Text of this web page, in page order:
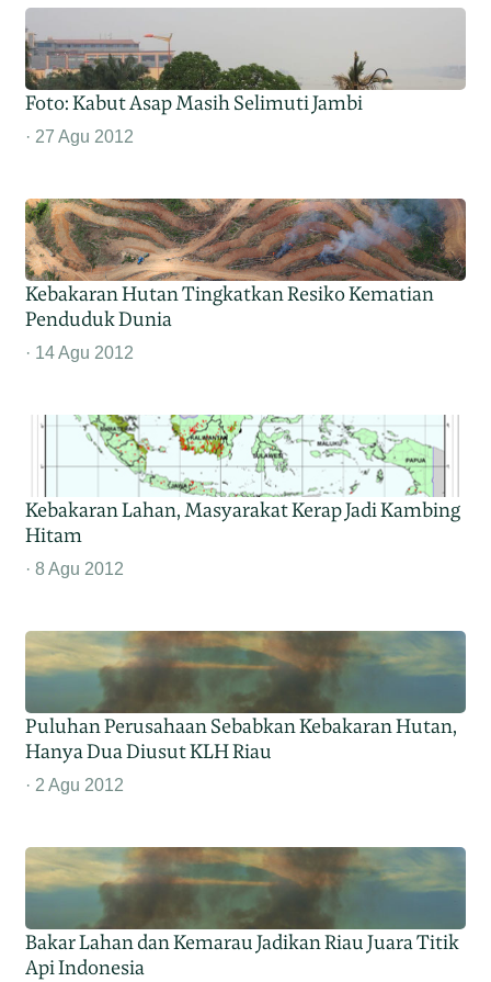
Foto: Kabut Asap Masih Selimuti Jambi
27 Agu 2012
Kebakaran Hutan Tingkatkan Resiko Kematian
Penduduk Dunia
14 Agu 2012
Kebakaran Lahan, Masyarakat Kerap Jadi Kambing
Hitam
8 Agu 2012
Puluhan Perusahaan Sebabkan Kebakaran Hutan,
Hanya Dua Diusut KLH Riau
2 Agu 2012
Bakar Lahan dan Kemarau Jadikan Riau Juara Titik
Api Indonesia